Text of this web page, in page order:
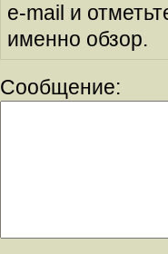
e-mail и
именно обзор.
Сообщение: